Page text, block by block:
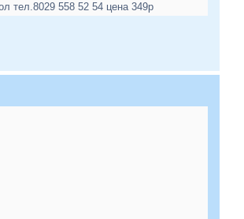
тел.8029 558 52 54 цена 349р